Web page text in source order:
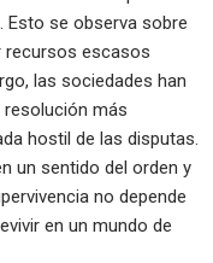
se observa sobre
recursos escasos
las sociedades han
más
hostil de las disputas.
un sentido del orden y
no depende
en un mundo de